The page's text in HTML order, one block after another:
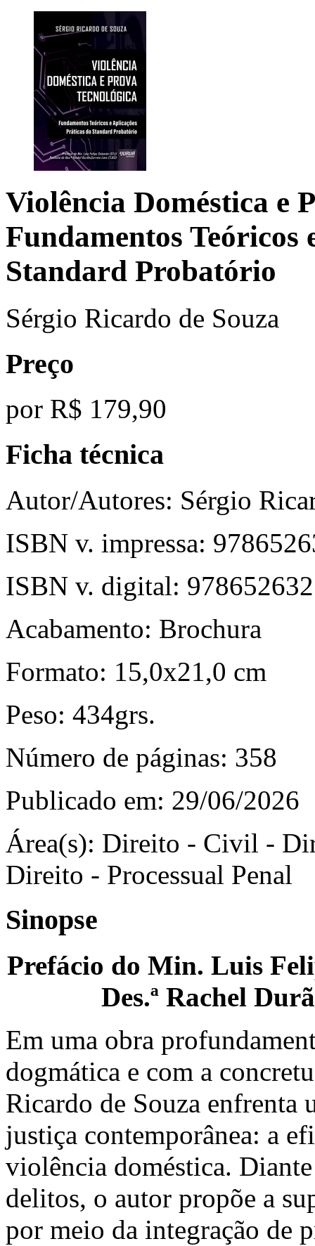
Violência Doméstica e
Fundamentos Teóricos
Standard Probatório
Sérgio Ricardo de Souza
Preço
por R$ 179,90
Ficha técnica
Autor/Autores: Sérgio
ISBN v. impressa:
ISBN v. digital:
Acabamento: Brochura
Formato: 15,0x21,0 cm
Peso: 434grs.
Número de páginas: 358
Publicado em: 29/06/2026
Área(s): Direito - Civil -
Direito - Processual Penal
Sinopse
Prefácio do Min. Luis
Des.ª Rachel
Em uma obra
dogmática e com a
Ricardo de Souza enfrenta
justiça contemporânea: a
violência doméstica.
delitos, o autor propõe a
por meio da integração de